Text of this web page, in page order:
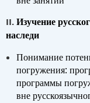
II.Изучение
наследи
Понимание
погружения:
программы
вне